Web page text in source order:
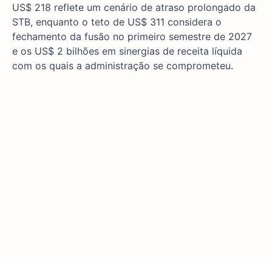
US$ 218 reflete um cenário de atraso prolongado da
STB, enquanto o teto de US$ 311 considera o
fechamento da fusão no primeiro semestre de 2027
e os US$ 2 bilhões em sinergias de receita líquida
com os quais a administração se comprometeu.